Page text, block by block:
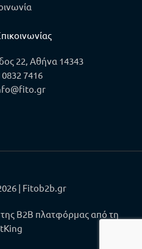
22, Αθήνα 14343
0832 7416
| Fitob2b.gr
B2B πλατφόρμας από τη